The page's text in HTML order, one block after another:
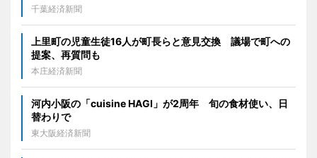
千葉経済新聞
上里町の児童生徒16人が町長らと意見交換 議場で町への
提案、再質問も
本庄経済新聞
河内小阪の「cuisine HAGI」が2周年 旬の食材使い、日
替わりで
東大阪経済新聞